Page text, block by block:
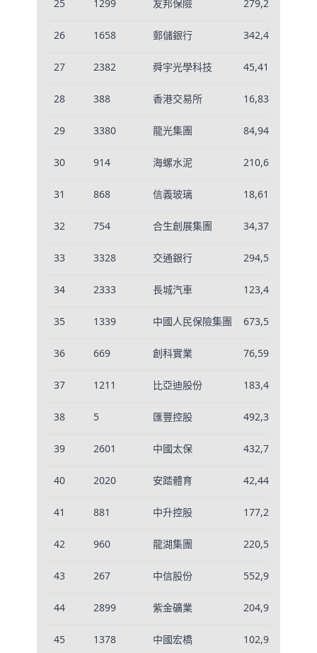
25 1299 友邦保險 279,299
26 1658 郵儲銀行 342,440
27 2382 舜宇光學科技 45,416
28 388 香港交易所 16,835
29 3380 龍光集團 84,947
30 914 海螺水泥 210,628
31 868 信義玻璃 18,616
32 754 合生創展集團 34,371
33 3328 交通銀行 294,595
34 2333 長城汽車 123,463
35 1339 中國人民保險集團 673,568
36 669 創科實業 76,592
37 1211 比亞迪股份 183,411
38 5 匯豐控股 492,356
39 2601 中國太保 432,703
40 2020 安踏體育 42,440
41 881 中升控股 177,291
42 960 龍湖集團 220,552
43 267 中信股份 552,949
44 2899 紫金礦業 204,961
45 1378 中國宏橋 102,951